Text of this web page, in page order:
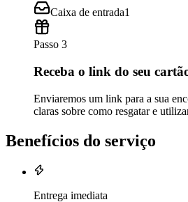
Caixa de entrada1
Passo 3
Receba o link do seu
Enviaremos um link para a sua
claras sobre como resgatar e
Benefícios do serviço
Entrega imediata